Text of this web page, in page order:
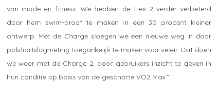
van mode en fitness. We hebben de Flex 2 verder verbeterd
door hem swim-proof te maken in een 30 procent kleiner
ontwerp. Met de Charge sloegen we een nieuwe weg in door
polshartslagmeting toegankelijk te maken voor velen. Dat doen
we weer met de Charge 2, door gebruikers inzicht te geven in
hun conditie op basis van de geschatte VO2 Max.”